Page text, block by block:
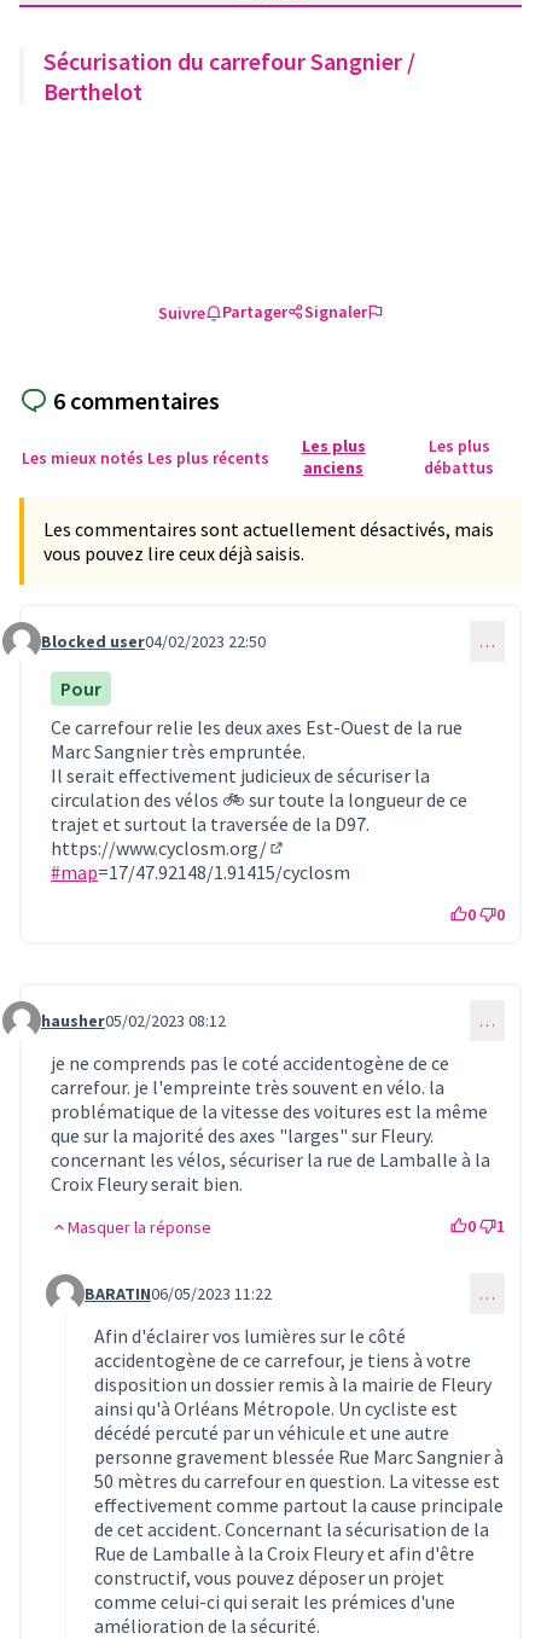
Sécurisation du carrefour Sangnier /
Berthelot
Suivre Partager Signaler
6 commentaires
Les mieux notés Les plus récents
Les plus
anciens
Les plus
débattus
Les commentaires sont actuellement désactivés, mais
vous pouvez lire ceux déjà saisis.
Commentaire 691
Blocked user04/02/2023 22:50 …
Pour
Ce carrefour relie les deux axes Est-Ouest de la rue
Marc Sangnier très empruntée.
Il serait effectivement judicieux de sécuriser la
circulation des vélos 🚲 sur toute la longueur de ce
trajet et surtout la traversée de la D97.
https://www.cyclosm.org/
(Lien externe)
#map=17/47.92148/1.91415/cyclosm
0 0
Commentaire 693
hausher05/02/2023 08:12 …
je ne comprends pas le coté accidentogène de ce
carrefour. je l'empreinte très souvent en vélo. la
problématique de la vitesse des voitures est la même
que sur la majorité des axes "larges" sur Fleury.
concernant les vélos, sécuriser la rue de Lamballe à la
Croix Fleury serait bien.
Masquer la réponse 0 1
Commentaire 743 (réponse au commentaire 693)
BARATIN06/05/2023 11:22 …
Afin d'éclairer vos lumières sur le côté
accidentogène de ce carrefour, je tiens à votre
disposition un dossier remis à la mairie de Fleury
ainsi qu'à Orléans Métropole. Un cycliste est
décédé percuté par un véhicule et une autre
personne gravement blessée Rue Marc Sangnier à
50 mètres du carrefour en question. La vitesse est
effectivement comme partout la cause principale
de cet accident. Concernant la sécurisation de la
Rue de Lamballe à la Croix Fleury et afin d'être
constructif, vous pouvez déposer un projet
comme celui-ci qui serait les prémices d'une
amélioration de la sécurité.